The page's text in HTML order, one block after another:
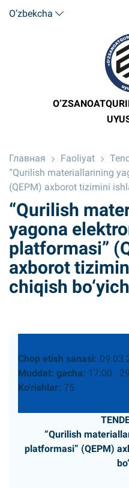
O’zbekcha
Главная Faoliyat
“Qurilish materiallarining
(QEPM) axborot tizimini
“Qurilish
yagona
platformasi”
axborot
chiqish
Chop etish sanasi:
Muddat: gacha: 17:00
Ko'rishlar: 75
“Qurilish
platformasi” (QEPM)